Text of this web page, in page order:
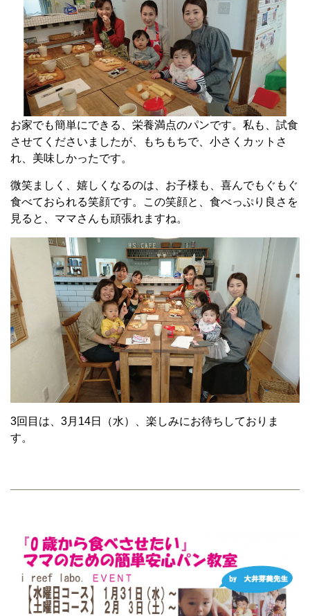
お家でも簡単にできる、栄養満点のパンです。私も、試食
させてくださいましたが、もちもちで、小さくカットさ
れ、美味しかったです。
微笑ましく、嬉しくなるのは、お子様も、喜んでもぐもぐ
食べておられる笑顔です。この笑顔と、食べっぷり良さを
見ると、ママさんも頑張れますね。
3回目は、3月14日（水）、楽しみにお待ちしておりま
す。